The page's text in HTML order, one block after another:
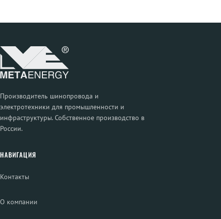
Производитель шинопровода и
электротехники для промышленности и
инфраструктуры. Собственное производство в
России.
НАВИГАЦИЯ
Контакты
О компании